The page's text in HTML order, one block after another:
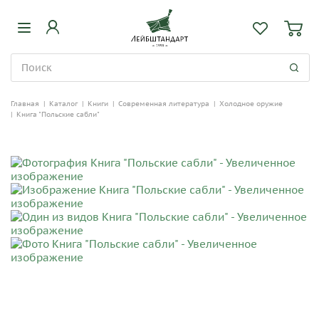
Главная | Каталог | Книги | Современная литература | Холодное оружие
| Книга "Польские сабли"